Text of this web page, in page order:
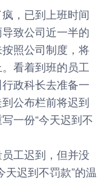
，已到上班时间
致公司近一半的
照公司制度，将
看着到班的员工
政科长去准备一
公布栏前将迟到
一份“今天迟到不
工迟到，但并没
迟到不罚款”的温